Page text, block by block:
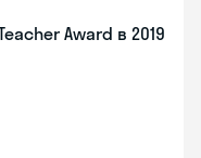
Award в 2019